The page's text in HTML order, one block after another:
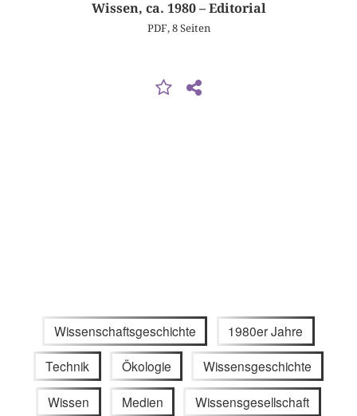
Wissen, ca. 1980 – Editorial
PDF, 8 Seiten
Wissenschaftsgeschichte 1980er Jahre
Technik Ökologie Wissensgeschichte
Wissen Medien Wissensgesellschaft